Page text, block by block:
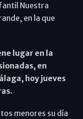
Nuestra
en la que
lugar en la
en
hoy jueves
menores su día